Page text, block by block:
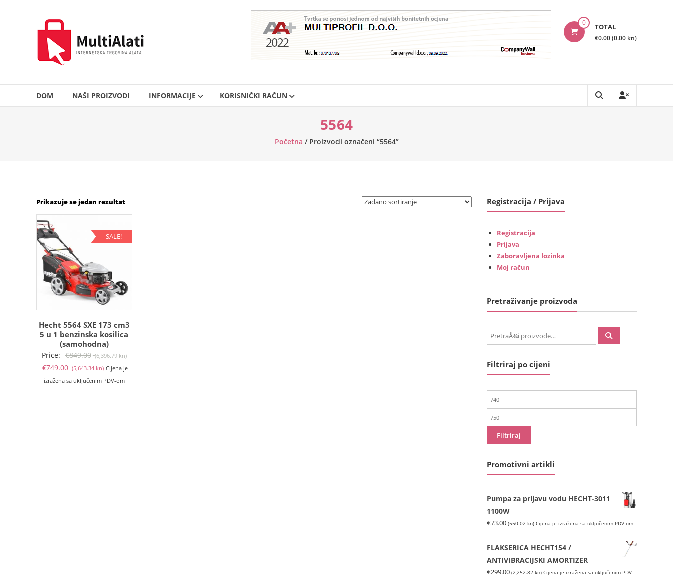
MultiAlati
Internetska
trgovina
alata
0 TOTAL
€0.00 (0.00 kn)
DOM NAŠI PROIZVODI INFORMACIJE KORISNIČKI RAČUN
5564
Početna / Proizvodi označeni “5564”
Prikazuje se jedan rezultat
SALE!
Hecht 5564 SXE 173 cm3
5 u 1 benzinska kosilica
(samohodna)
Price: €849.00 (6,396.79 kn)Izvorna
cijena
€749.00 (5,643.34 kn)Trenutna
cijena
Cijena je
izražena sa uključenim PDV-om
Registracija / Prijava
Registracija
Prijava
Zaboravljena lozinka
Moj račun
Pretraživanje proizvoda
PretraÅ¾i:
Filtriraj po cijeni
Min
cijena
Maks
cijena
Filtriraj
Promotivni artikli
Pumpa za prljavu vodu HECHT-3011
1100W
€73.00 (550.02 kn) Cijena je izražena sa uključenim PDV-om
FLAKSERICA HECHT154 /
ANTIVIBRACIJSKI AMORTIZER
€299.00 (2,252.82 kn) Cijena je izražena sa uključenim PDV-